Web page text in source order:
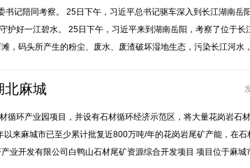
记陪同考察。 25日下午，习近平总书记驱车深入到长江湖南岳
护好一江碧水。 25日下午，习近平来到湖南岳阳，考察了位于长
，码头所产生的粉尘、废水、废渣破坏湿地生态，污染长江河水
北麻城
环产业园项目，并设有石材循环经济示范区，将大量花岗岩石
来麻城市已至少累计批复近800万吨/年的花岗岩尾矿产能，在石
业开发有限公司白鸭山石材尾矿资源综合开发项目 项目位于麻城